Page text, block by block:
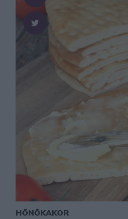
HÖNÖKAKOR